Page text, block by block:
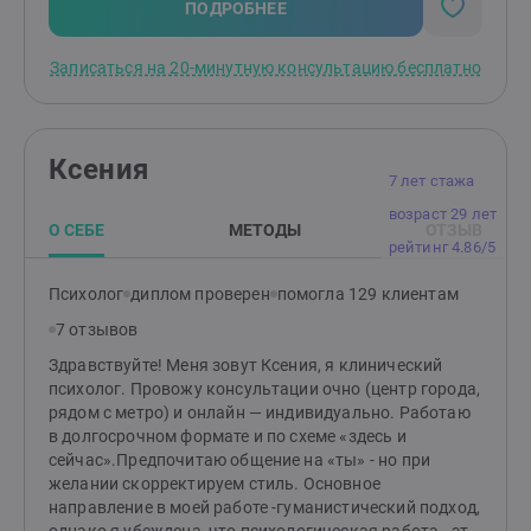
ПОДРОБНЕЕ
Записаться на 20-минутную консультацию бесплатно
7 лет стажа
возраст 29 лет
рейтинг 4.86/5
Ксения
О СЕБЕ МЕТОДЫ
Психолог диплом проверен помогла 129 клиентам
7 отзывов
Здравствуйте! Меня зовут Ксения, я клинический
психолог. Провожу консультации очно (центр города,
рядом с метро) и онлайн — индивидуально. Работаю
в долгосрочном формате и по схеме «здесь и
сейчас».Предпочитаю общение на «ты» - но при
желании скорректируем стиль. Основное
направление в моей работе -гуманистический подход,